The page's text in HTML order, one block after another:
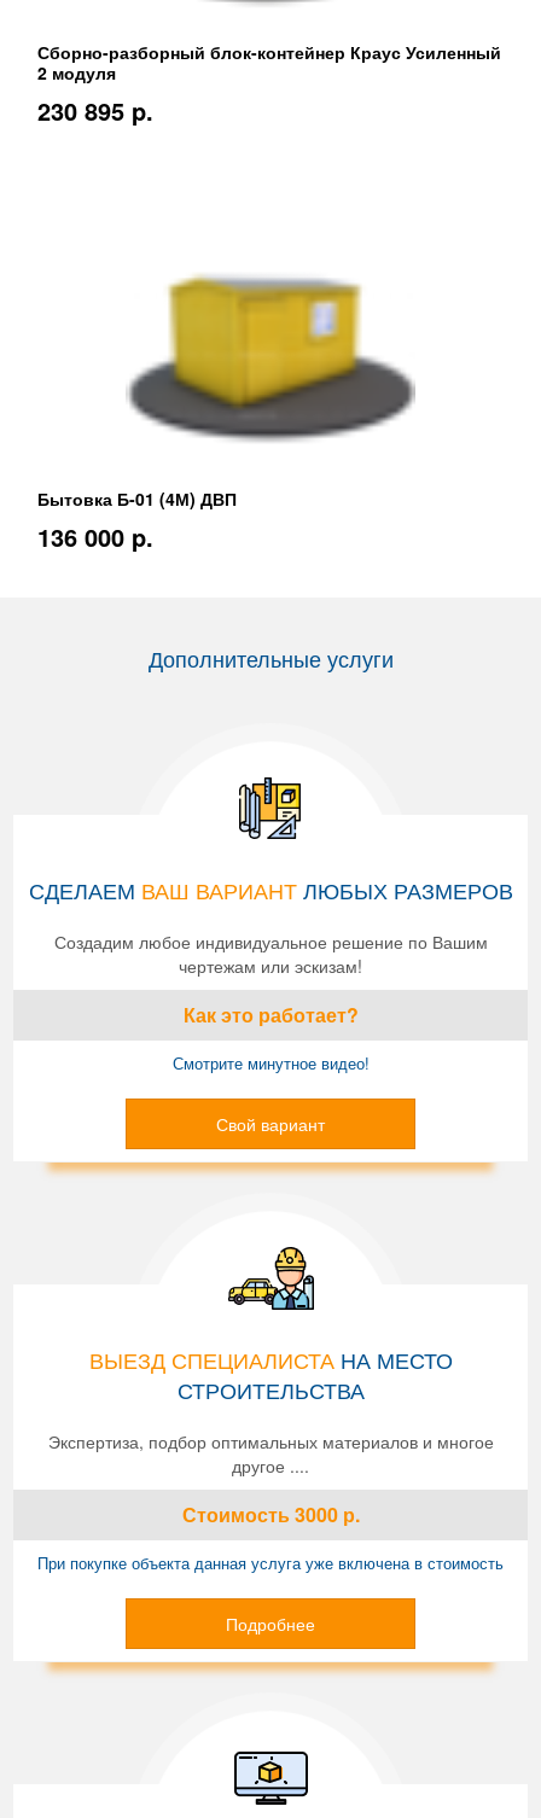
Сборно-разборный блок-контейнер Краус Усиленный
2 модуля
230 895 p.
Бытовка Б-01 (4М) ДВП
136 000 p.
Дополнительные услуги
СДЕЛАЕМ ВАШ ВАРИАНТЛЮБЫХ РАЗМЕРОВ
Создадим любое индивидуальное решение по Вашим
чертежам или эскизам!
Как это работает?
Смотрите минутное видео!
Свой вариант
ВЫЕЗД СПЕЦИАЛИСТАНА МЕСТО
СТРОИТЕЛЬСТВА
Экспертиза, подбор оптимальных материалов и многое
другое ....
Стоимость3000р.
При покупке объекта данная услуга уже включена в стоимость
Подробнее